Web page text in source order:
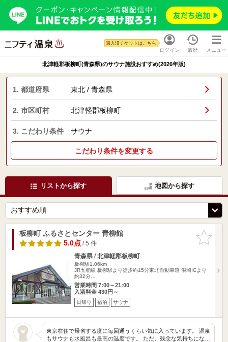
ログイン
購入済チケットはこちら
履歴 メニュー
北津軽郡板柳町(青森県)のサウナ施設おすすめ(2026年版)
1. 都道府県 東北 / 青森県
2. 市区町村 北津軽郡板柳町
3. こだわり条件 サウナ
こだわり条件を変更する
リストから探す 地図から探す
お気に入
りに追加
板柳町 ふるさとセンター 青柳館
5.0点/ 5 件
青森県 / 北津軽郡板柳町
板柳駅1.06km
JR五能線 板柳駅より徒歩約15分東北自動車道 浪岡ICより
約32分…
営業時間 7:00～21:00
入浴料金 430円～
日帰り 宿泊 サウナ
東京在住で帰省する度に毎回通うくらい気に入っています。 温泉
もサウナも水風呂も最高の温度です。 ただ、残念な気持ちにな…